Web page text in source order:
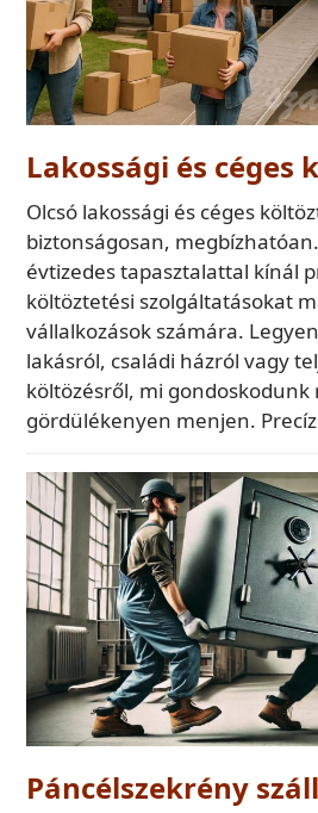
Lakossági és céges
Olcsó lakossági és céges
biztonságosan,
évtizedes tapasztalattal kínál
költöztetési szolgáltatásokat
vállalkozások számára.
lakásról, családi házról vagy
költözésről, mi
gördülékenyen menjen.
Páncélszekrény